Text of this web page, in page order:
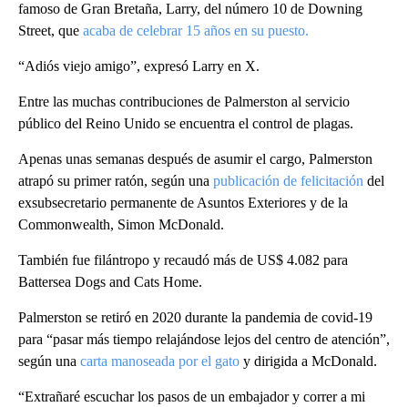
famoso de Gran Bretaña, Larry, del número 10 de Downing
Street, que acaba de celebrar 15 años en su puesto.
“Adiós viejo amigo”, expresó Larry en X.
Entre las muchas contribuciones de Palmerston al servicio
público del Reino Unido se encuentra el control de plagas.
Apenas unas semanas después de asumir el cargo, Palmerston
atrapó su primer ratón, según una publicación de felicitación del
exsubsecretario permanente de Asuntos Exteriores y de la
Commonwealth, Simon McDonald.
También fue filántropo y recaudó más de US$ 4.082 para
Battersea Dogs and Cats Home.
Palmerston se retiró en 2020 durante la pandemia de covid-19
para “pasar más tiempo relajándose lejos del centro de atención”,
según una carta manoseada por el gato y dirigida a McDonald.
“Extrañaré escuchar los pasos de un embajador y correr a mi